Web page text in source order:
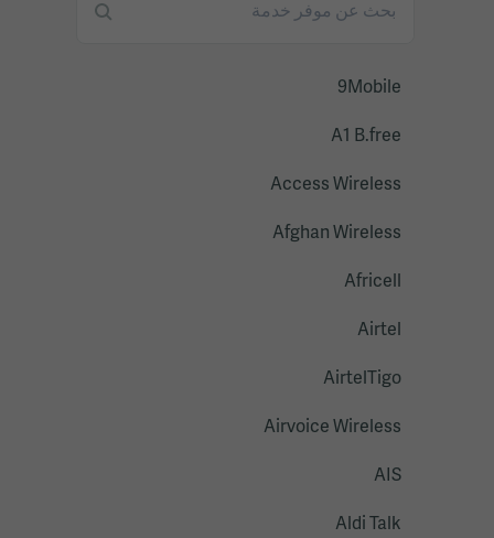
9Mobile
A1 B.free
Access Wireless
Afghan Wireless
Africell
Airtel
AirtelTigo
Airvoice Wireless
AIS
Aldi Talk